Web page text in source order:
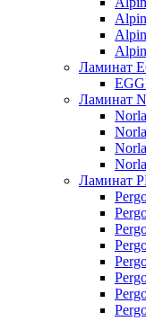
Ламинат
Ламинат
Ламинат